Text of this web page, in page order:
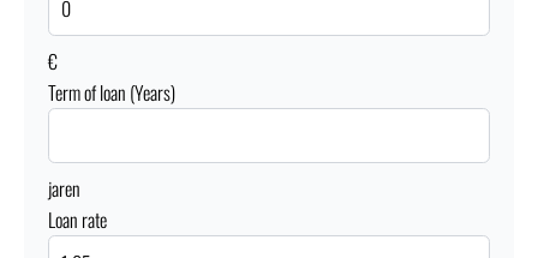
€
Term of loan (Years)
jaren
Loan rate